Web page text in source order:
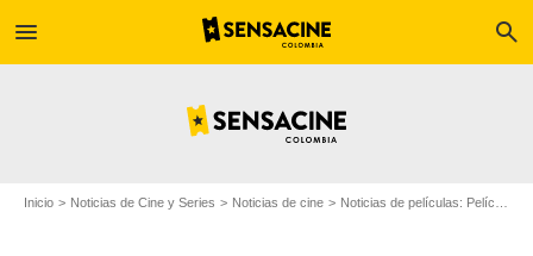
menu search
Inicio Noticias de Cine y Series Noticias de cine Noticias de películas: Película - ¿Sabías que...?